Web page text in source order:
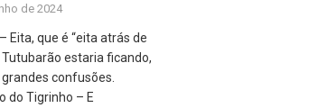
de 2024
Eita, que é “eita atrás de
estaria ficando,
confusões.
do Tigrinho – E